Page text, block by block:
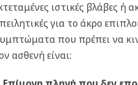
ιστικές βλάβες ή
για το άκρο
που πρέπει να
ασθενή είναι: